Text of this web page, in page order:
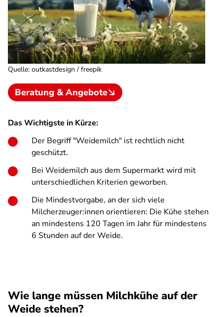
Quelle: outkastdesign / freepik
Beratung & Angebote
Das Wichtigste in Kürze:
Der Begriff "Weidemilch" ist rechtlich nicht
geschützt.
Bei Weidemilch aus dem Supermarkt wird mit
unterschiedlichen Kriterien geworben.
Die Mindestvorgabe, an der sich viele
Milcherzeuger:innen orientieren: Die Kühe stehen
an mindestens 120 Tagen im Jahr für mindestens
6 Stunden auf der Weide.
Wie lange müssen Milchkühe auf der
Weide stehen?